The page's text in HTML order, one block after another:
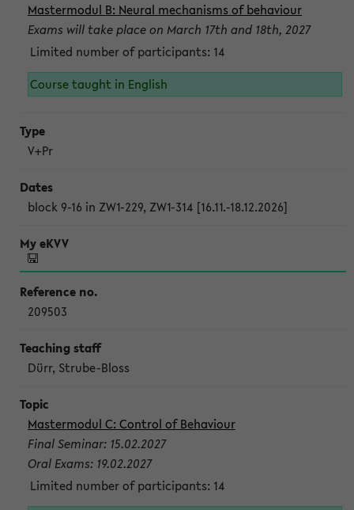
Mastermodul B: Neural mechanisms of behaviour
Exams will take place on March 17th and 18th, 2027
Limited number of participants: 14
Course taught in English
V+Pr
block 9-16 in ZW1-229, ZW1-314 [16.11.-18.12.2026]
209503
Dürr, Strube-Bloss
Mastermodul C: Control of Behaviour
Final Seminar: 15.02.2027
Oral Exams: 19.02.2027
Limited number of participants: 14